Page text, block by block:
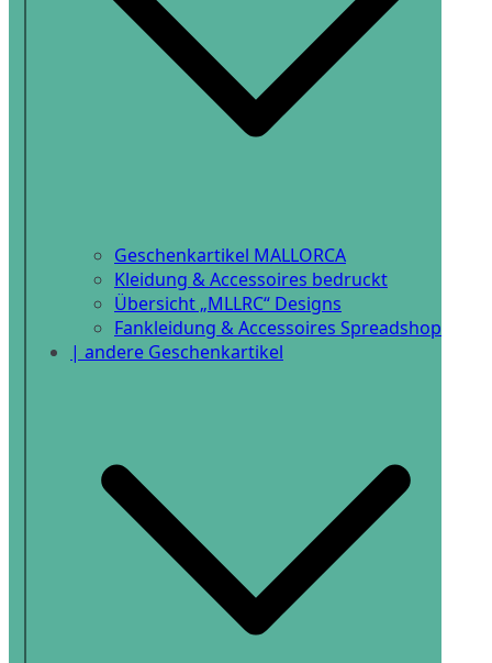
Geschenkartikel MALLORCA
Kleidung & Accessoires bedruckt
Übersicht „MLLRC“ Designs
Fankleidung & Accessoires Spreadshop
| andere Geschenkartikel